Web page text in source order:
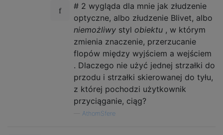
# 2 wygląda dla mnie jak złudzenie
optyczne, albo złudzenie Blivet, albo
niemożliwy styl obiektu , w którym
zmienia znaczenie, przerzucanie
flopów między wyjściem a wejściem
. Dlaczego nie użyć jednej strzałki do
przodu i strzałki skierowanej do tyłu,
z której pochodzi użytkownik
przyciąganie, ciąg?
AthomSfere